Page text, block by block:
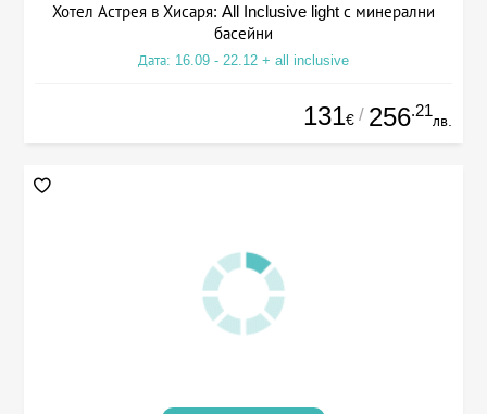
Хотел Астрея в Хисаря: All Inclusive light с минерални
басейни
Дата: 16.09 - 22.12 + all inclusive
131€ / 256.21
лв.